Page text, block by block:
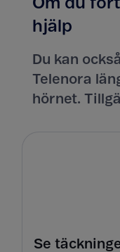
Om du
hjälp
Du kan
Telenora
hörnet.
Se